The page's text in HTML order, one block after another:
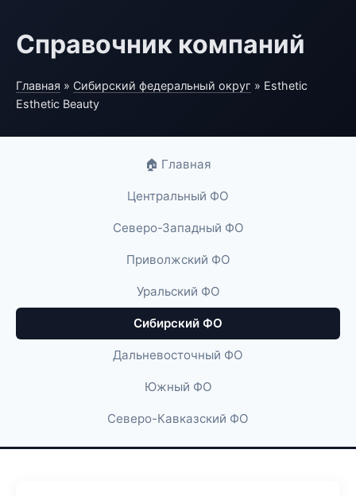
Справочник компаний
Главная » Сибирский федеральный округ » Esthetic
Esthetic Beauty
🏠 Главная
Центральный ФО
Северо-Западный ФО
Приволжский ФО
Уральский ФО
Сибирский ФО
Дальневосточный ФО
Южный ФО
Северо-Кавказский ФО